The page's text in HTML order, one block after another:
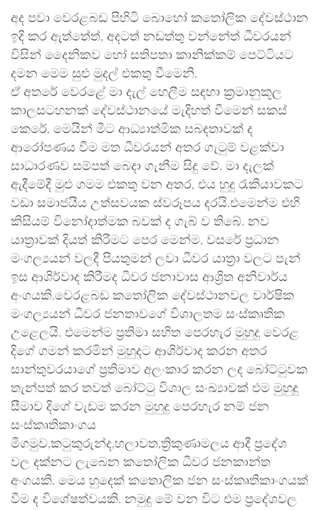
අද පවා වෙරළබඩ පිහිටි බොහෝ කතෝලික දේවස්ථාන
ඉදි කර ඇත්තේත්, අදටත් නඩත්තු වන්නේත් ධීවරයන්
විසින් දෛනිකව හෝ සතිපතා කානික්කම් පෙට්ටියට
දමන මෙම සුළු මුදල් එකතු වීමෙනි.
ඒ අතරේ වෙරළේ මා දැල් හෙලීම සඳහා ක්‍රමානුකූල
කාලසටහනක් දේවස්ථානයේ මැදිහත් වීමෙන් සකස්
කෙරේ. මෙයින් මීට ආධ්‍යාත්මික සබඳතාවක් ද
ආරෝපණය වීම මත ධීවරයන් අතර ගැටුම් වළක්වා
සාධාරණව සම්පත් බෙදා ගැනීම සිදු වේ. මා දැලක්
ඇදීමේදී මුළු ගමම එකතු වන අතර, එය හුදු රැකියාවකට
වඩා සමාජයීය උත්සවයක ස්වරූපය දරයි.එමෙන්ම එහි
කිසියම් විනෝදාත්මක බවක් ද ගැබ් ව තිබේ. නව
යාත්‍රාවක් දියත් කිරීමට පෙර මෙන්ම, වසරේ ප්‍රධාන
මංගල්‍යයන් වලදී පියතුමන් ලවා ධීවර යාත්‍රා වලට පැන්
ඉස ආශිර්වාද කිරීමද ධීවර ජනාවාස ආශ්‍රිත අනිවාර්ය
අංගයකි.වෙරළබඩ කතෝලික දේවස්ථානවල වාර්ෂික
මංගල්‍යයන් ධීවර ජනතාවගේ විශාලතම සංස්කෘතික
උළෙලයි. එමෙන්ම ප්‍රතිමා සහිත පෙරහැර මුහුදු වෙරළ
දිගේ ගමන් කරමින් මුහුදට ආශිර්වාද කරන අතර
සාන්තුවරයාගේ ප්‍රතිමාව අලංකාර කරන ලද බෝට්ටුවක
තැන්පත් කර තවත් බෝට්ටු විශාල සංඛ්‍යාවක් එම මුහුදු
සීමාව දිගේ වැඩම කරන මුහුදු පෙරහැර නම් ජන
සංස්කෘතිකාංගය
මීගමුව,කටුකුරුන්ද,හලාවත,ත්‍රිකුණාමලය ආදී ප්‍රදේශ
වල දක්නට ලැබෙන කතෝලික ධීවර ජනකාන්ත
අංගයකි. මෙය හුදෙක් කතොලික ජන සංස්කෘතිකාංගයක්
වීම ද විශේෂත්වයකි. නමුදු මේ වන විට එම ප්‍රදේශවල